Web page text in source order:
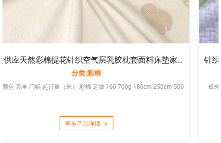
现货供应天然彩棉提花针织空气层乳胶枕套面料床垫家纺布料厂家直销
500
针织夹丝提花金色竹子竹纤维床
成分 颜色 克重 门幅 起订量（米） 竹纤维 定做 160-700g 180cm-250cm
查看产品详情